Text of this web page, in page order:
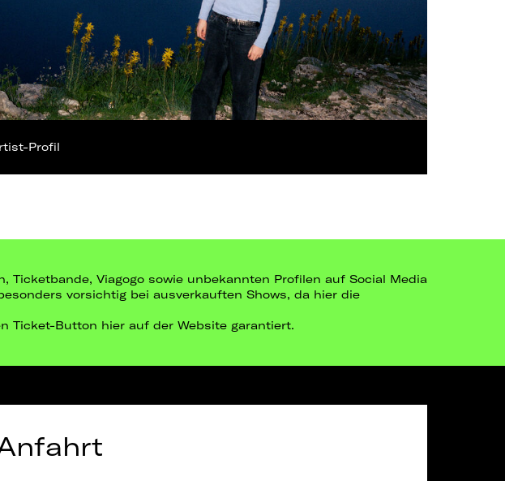
Profil
Viagogo sowie unbekannten Profilen auf Social Media
vorsichtig bei ausverkauften Shows, da hier die
Ticket-Button hier auf der Website garantiert.